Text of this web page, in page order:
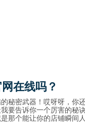
在线吗？
秘密武器！哎呀呀，你
我要告诉你一个厉害的
那个能让你的店铺瞬间